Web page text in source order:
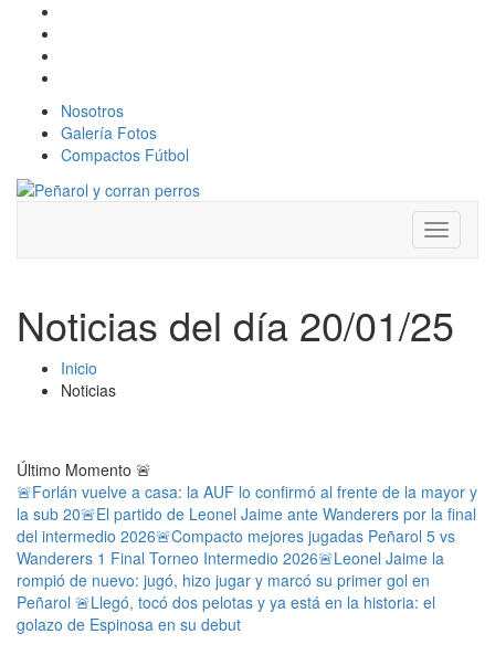
Nosotros
Galería Fotos
Compactos Fútbol
Toggle
Noticias del día 20/01/25
Inicio
Noticias
Último Momento 🚨
🚨Forlán vuelve a casa: la AUF lo confirmó al frente de la mayor y
la sub 20🚨El partido de Leonel Jaime ante Wanderers por la final
del intermedio 2026🚨Compacto mejores jugadas Peñarol 5 vs
Wanderers 1 Final Torneo Intermedio 2026🚨Leonel Jaime la
rompió de nuevo: jugó, hizo jugar y marcó su primer gol en
Peñarol 🚨Llegó, tocó dos pelotas y ya está en la historia: el
golazo de Espinosa en su debut